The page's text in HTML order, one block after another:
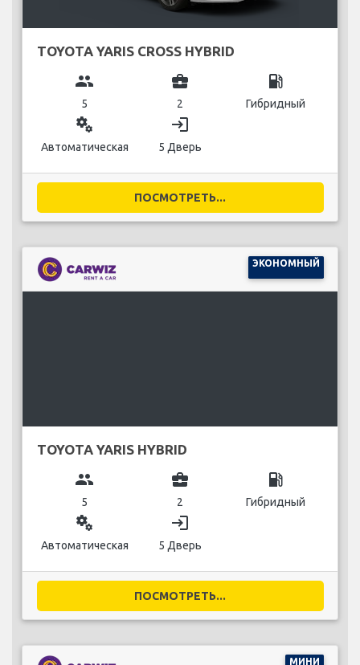
TOYOTA YARIS CROSS HYBRID
group
5
business_center
2
local_gas_station
Гибридный
miscellaneous_services
Автоматическая
login
5 Дверь
ПОСМОТРЕТЬ...
ЭКОНОМНЫЙ
TOYOTA YARIS HYBRID
group
5
business_center
2
local_gas_station
Гибридный
miscellaneous_services
Автоматическая
login
5 Дверь
ПОСМОТРЕТЬ...
МИНИ